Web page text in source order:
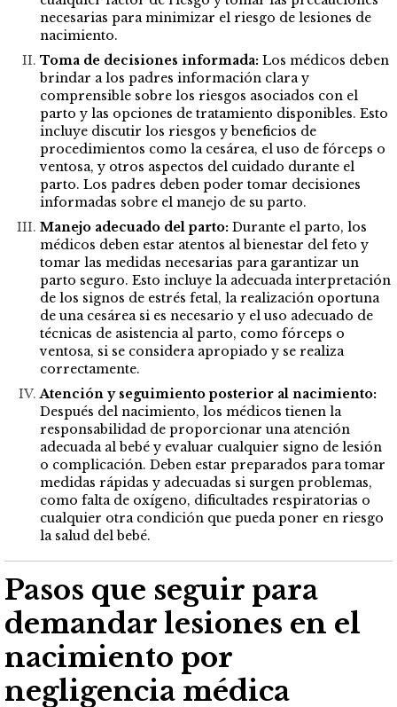
necesarias para minimizar el riesgo de lesiones de
nacimiento.
Toma de decisiones informada: Los médicos deben
brindar a los padres información clara y
comprensible sobre los riesgos asociados con el
parto y las opciones de tratamiento disponibles. Esto
incluye discutir los riesgos y beneficios de
procedimientos como la cesárea, el uso de fórceps o
ventosa, y otros aspectos del cuidado durante el
parto. Los padres deben poder tomar decisiones
informadas sobre el manejo de su parto.
Manejo adecuado del parto: Durante el parto, los
médicos deben estar atentos al bienestar del feto y
tomar las medidas necesarias para garantizar un
parto seguro. Esto incluye la adecuada interpretación
de los signos de estrés fetal, la realización oportuna
de una cesárea si es necesario y el uso adecuado de
técnicas de asistencia al parto, como fórceps o
ventosa, si se considera apropiado y se realiza
correctamente.
Atención y seguimiento posterior al nacimiento:
Después del nacimiento, los médicos tienen la
responsabilidad de proporcionar una atención
adecuada al bebé y evaluar cualquier signo de lesión
o complicación. Deben estar preparados para tomar
medidas rápidas y adecuadas si surgen problemas,
como falta de oxígeno, dificultades respiratorias o
cualquier otra condición que pueda poner en riesgo
la salud del bebé.
Pasos que seguir para
demandar lesiones en el
nacimiento por
negligencia médica